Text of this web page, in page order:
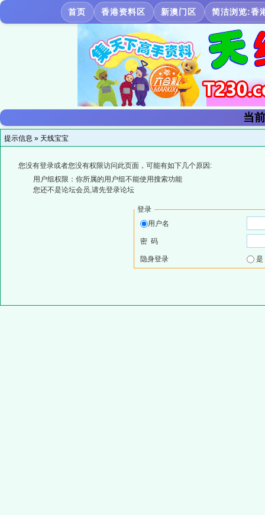
首页 香港资料区 新澳门区 简洁浏览:香
当
提示信息 » 天线宝宝
您没有登录或者您没有权限访问此页面，可能有如下几个原因:
用户组权限：你所属的用户组不能使用搜索功能
您还不是论坛会员,请先登录论坛
登录
用户名
密 码
隐身登录